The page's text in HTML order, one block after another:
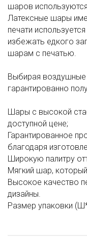
шаров
Латексные шары
печати
избежать едкого
шарам с печатью.
Выбирая
гарантированно
Шары с высокой
доступной цене;
Гарантированное
благодаря
Широкую палитру
Мягкий шар,
Высокое качество
дизайны.
Размер упаковки